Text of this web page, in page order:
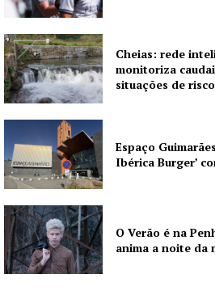
Cheias: rede
monitoriza
situações de risco
Espaço
Ibérica Burger’
O Verão é na
anima a noite da